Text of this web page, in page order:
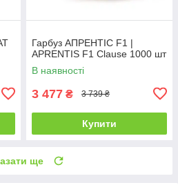
Гарбуз АПРЕНТІС F1 |
APRENTIS F1 Clause 1000 шт
В наявності
3 477 ₴ 3 739 ₴
Купити
ще